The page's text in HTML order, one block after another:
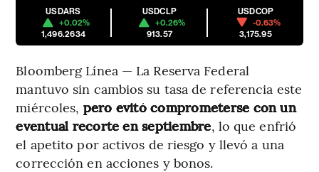
USDARS
+0.02%
1,496.2634
USDCLP
+0.26%
913.57
USDCOP
-0.63%
3,175.95
Bloomberg Línea — La Reserva Federal
mantuvo sin cambios su tasa de referencia este
miércoles, pero evitó comprometerse con un
eventual recorte en septiembre, lo que enfrió
el apetito por activos de riesgo y llevó a una
corrección en acciones y bonos.